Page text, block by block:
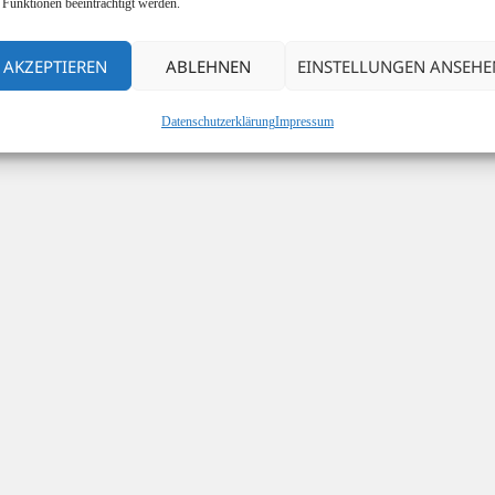
beeinträchtigt werden.
AKZEPTIEREN ABLEHNEN EINSTELLUNGEN
DatenschutzerklärungImpressum